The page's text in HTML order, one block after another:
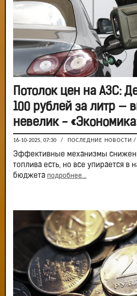
Потолок цен на АЗС:
100 рублей за литр —
невелик -
16-10-2025, 07:30 / ПОСЛЕДНИЕ НОВОСТИ /
Эффективные механизмы
топлива есть, но все упирается в
бюджета подробнее...